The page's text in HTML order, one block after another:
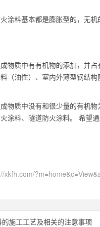
涂料基本都是膨胀型的，无
物质中有有机物的添加，并
（油性）、室内外薄型钢结
物质中没有和很少量的有机
涂料、隧道防火涂料。 希望
xkfh.com/
施工工艺及相关的注意事项